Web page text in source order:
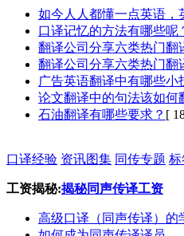
如今人人都懂一点英语，
口译记忆的方法有哪些呢
翻译公司分享六类热门翻
翻译公司分享六类热门翻
广告英语翻译中有哪些小
论文翻译中的句法该如何
石油翻译有哪些要求？ [
口译经验 资讯图集 同传专题 标
工资揭秘:揭秘同声传译工资
高级口译（同声传译）的